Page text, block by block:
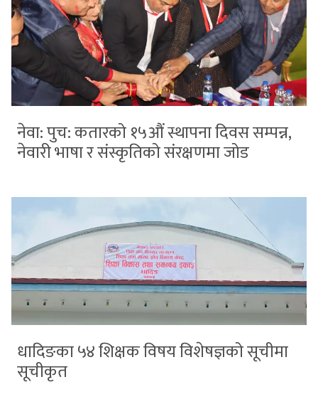
नेवा: पुच: कतारको १५औं स्थापना दिवस सम्पन्न,
नेवारी भाषा र संस्कृतिको संरक्षणमा जोड
धादिङका ५४ शिक्षक विषय विशेषज्ञको सूचीमा
सूचीकृत